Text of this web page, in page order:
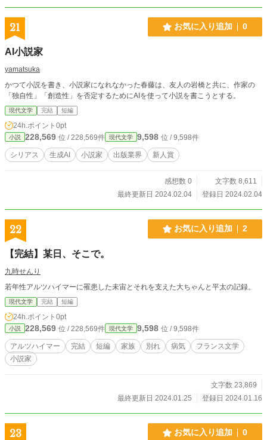
21 お気に入り追加 0
AI小説家
yamatsuka
かつて小説を書き、小説家になれなかった春藤は、友人の岩橋と共に、作家の
「独自性」「創造性」を否定するためにAIを使って小説を書こうとする。
現代文学 完結 短編
24h.ポイント 0pt
小説 228,569 位 / 228,569件 現代文学 9,598 位 / 9,598件
シリアス 生成AI 小説家 出版業界 新人賞
感想数 0
文字数 8,611
最終更新日 2024.02.04
登録日 2024.02.04
22 お気に入り追加 2
【完結】某日、そこで。
九時せんり
若年性アルツハイマーに罹患した未宙とそれを支えた大ちゃんと平太の記録。
現代文学 完結 短編
24h.ポイント 0pt
小説 228,569 位 / 228,569件 現代文学 9,598 位 / 9,598件
アルツハイマー 完結 短編 家族 別れ 病気
フランス文学
小説家
文字数 23,869
最終更新日 2024.01.25
登録日 2024.01.16
23 お気に入り追加 0